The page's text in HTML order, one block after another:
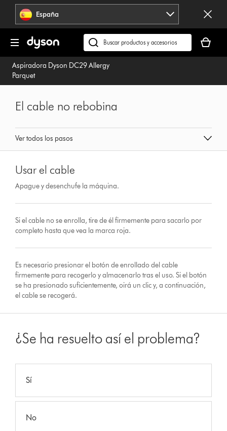
Omitir
navegación España
Buscar
en
dyson.es
cesta
está
Aspiradora Dyson DC29 Allergy
Parquet
Ver todos los pasos
El cable no rebobina
Usar el cable
Apague y desenchufe la máquina.
Si el cable no se enrolla, tire de él firmemente para sacarlo por
completo hasta que vea la marca roja.
Es necesario presionar el botón de enrollado del cable
firmemente para recogerlo y almacenarlo tras el uso. Si el botón
se ha presionado suficientemente, oirá un clic y, a continuación,
el cable se recogerá.
¿Se ha resuelto así el problema?
Sí
No